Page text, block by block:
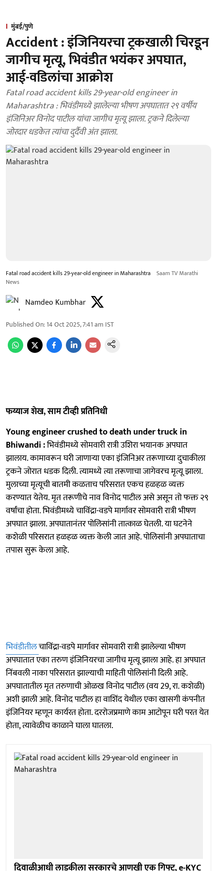
मुंबई/पुणे
Accident : इंजिनियरचा ट्रकखाली चिरडून
जागीच मृत्यू, भिवंडीत भयंकर अपघात,
आई-वडिलांचा आक्रोश
Fatal road accident kills 29-year-old engineer in
Maharashtra : भिवंडीमध्ये झालेल्या भीषण अपघातात २९ वर्षीय
इंजिनिअर विनोद पाटील यांचा जागीच मृत्यू झाला. ट्रकने दिलेल्या
जोरदार धडकेत त्यांचा दुर्दैवी अंत झाला.
Fatal road accident kills 29-year-old engineer in Maharashtra Saam TV Marathi
News
Namdeo Kumbhar
Published On:14 Oct 2025, 7:41 am IST
फय्याज शेख, साम टीव्ही प्रतिनिधी
Young engineer crushed to death under truck in
Bhiwandi :भिवंडीमध्ये सोमवारी रात्री उशिरा भयानक अपघात
झालाय. कामावरून घरी जाणाऱ्या एका इंजिनिअर तरूणाच्या दुचाकीला
ट्रकने जोरात धडक दिली. त्यामध्ये त्या तरूणाचा जागेवरच मृत्यू झाला.
मुलाच्या मृत्यूची बातमी कळताच परिसरात एकच हळहळ व्यक्त
करण्यात येतेय. मृत तरूणीचे नाव विनोद पाटील असे असून तो फक्त २९
वर्षांचा होता. भिवंडीमध्ये चाविंद्रा-वडपे मार्गावर सोमवारी रात्री भीषण
अपघात झाला. अपघातानंतर पोलिसांनी तात्काळ घेतली. या घटनेने
कशेळी परिसरात हळहळ व्यक्त केली जात आहे. पोलिसांनी अपघाताचा
तपास सुरू केला आहे.
भिवंडीतीलचाविंद्रा-वडपे मार्गावर सोमवारी रात्री झालेल्या भीषण
अपघातात एका तरुण इंजिनियरचा जागीच मृत्यू झाला आहे. हा अपघात
निंबवली नाका परिसरात झाल्याची माहिती पोलिसांनी दिली आहे.
अपघातातील मृत तरुणाची ओळख विनोद पाटील (वय 29, रा. कशेळी)
अशी झाली आहे. विनोद पाटील हा वाशिंद येथील एका खासगी कंपनीत
इंजिनियर म्हणून कार्यरत होता. दररोजप्रमाणे काम आटोपून घरी परत येत
होता, त्यावेळीच काळाने घाला घातला.
दिवाळीआधी लाडकीला सरकारचे आणखी एक गिफ्ट, e-KYC